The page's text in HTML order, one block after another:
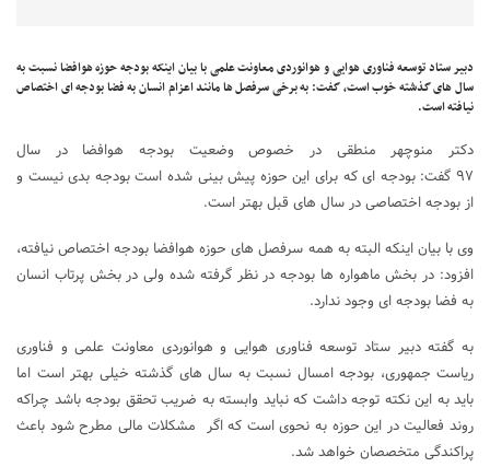
دبیر ستاد توسعه فناوری هوایی و هوانوردی معاونت علمی با بیان اینکه بودجه حوزه هوافضا نسبت به
سال های گذشته خوب است، گفت: به برخی سرفصل ها مانند اعزام انسان به فضا بودجه ای اختصاص
نیافته است.
دکتر منوچهر منطقی در خصوص وضعیت بودجه هوافضا در سال
۹۷ گفت: بودجه ای که برای این حوزه پیش بینی شده است بودجه بدی نیست و
از بودجه اختصاصی در سال های قبل بهتر است.
وی با بیان اینکه البته به همه سرفصل های حوزه هوافضا بودجه اختصاص نیافته،
افزود: در بخش ماهواره ها بودجه در نظر گرفته شده ولی در بخش پرتاب انسان
به فضا بودجه ای وجود ندارد.
به گفته دبیر ستاد توسعه فناوری هوایی و هوانوردی معاونت علمی و فناوری
ریاست جمهوری، بودجه امسال نسبت به سال های گذشته خیلی بهتر است اما
باید به این نکته توجه داشت که نباید وابسته به ضریب تحقق بودجه باشد چراکه
روند فعالیت در این حوزه به نحوی است که اگر مشکلات مالی مطرح شود باعث
پراکندگی متخصصان خواهد شد.